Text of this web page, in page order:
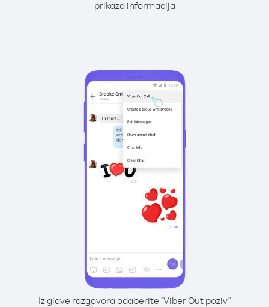
prikaza informacija
Iz glave razgovora odaberite "Viber Out poziv"